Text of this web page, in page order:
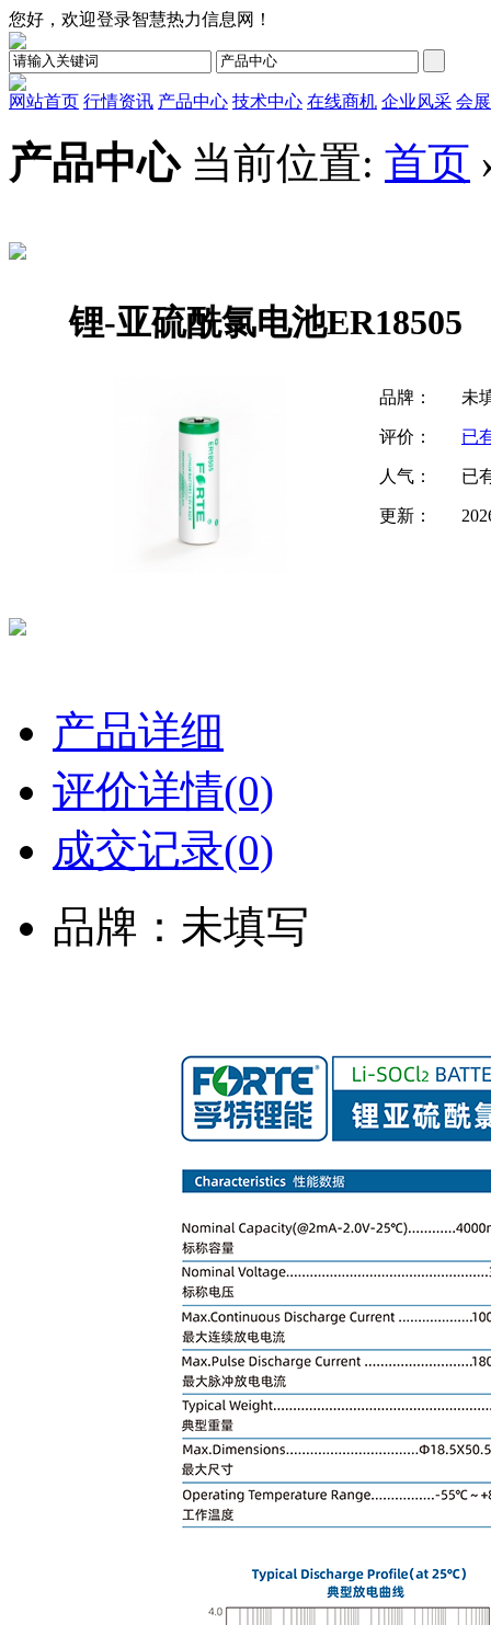
您好，欢迎登录智慧热力信息网！
网站首页 行情资讯 产品中心 技术中心 在线商机 企业风采 会
产品中心 当前位置: 首页
锂-亚硫酰氯电池ER18505
品牌： 未
评价： 已
人气： 已
更新：
产品详细
评价详情(0)
成交记录(0)
品牌：未填写